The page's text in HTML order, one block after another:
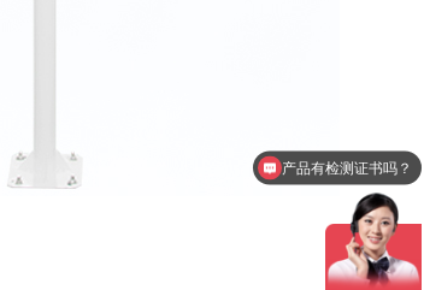
设备包含安装吗？
产品有检测证书吗？